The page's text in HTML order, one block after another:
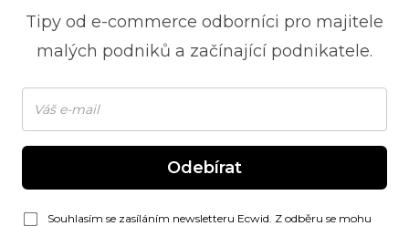
Tipy od e-commerce odborníci pro majitele
malých podniků a začínající podnikatele.
Odebírat
Souhlasím se zasíláním newsletteru Ecwid. Z odběru se mohu